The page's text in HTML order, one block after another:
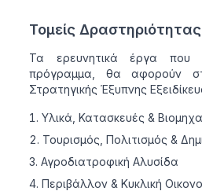
Τομείς Δραστηριότητας
Τα ερευνητικά έργα που
πρόγραμμα, θα αφορούν
Στρατηγικής Έξυπνης
Υλικά, Κατασκευές &
Τουρισμός, Πολιτισμός &
Αγροδιατροφική Αλυσίδα
Περιβάλλον & Κυκλική